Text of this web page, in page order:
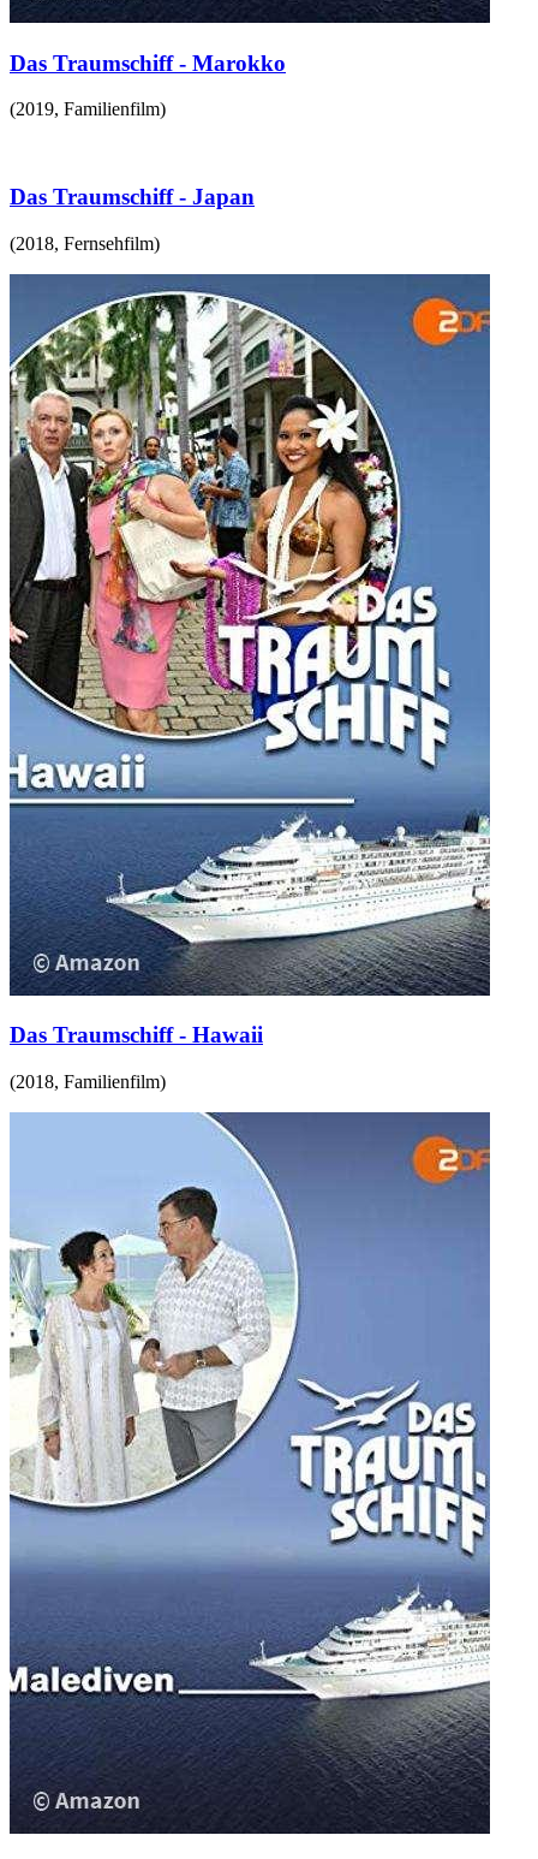
Das Traumschiff - Marokko
(2019, Familienfilm)
Das Traumschiff - Japan
(2018, Fernsehfilm)
Das Traumschiff - Hawaii
(2018, Familienfilm)